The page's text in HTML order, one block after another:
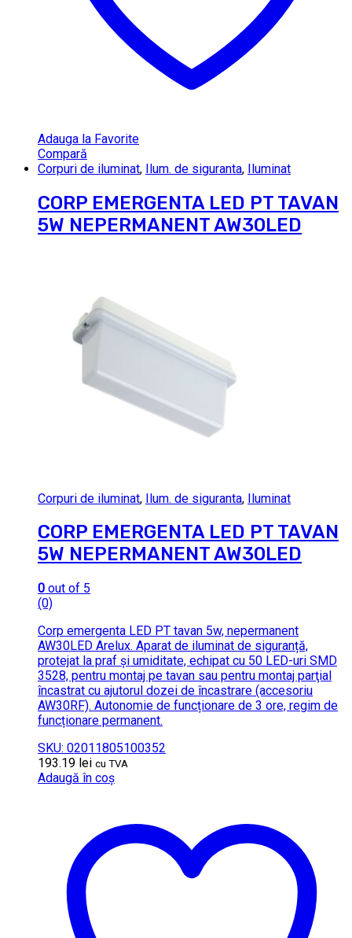
Adauga la Favorite
Compară
Corpuri de iluminat, Ilum. de siguranta, Iluminat
CORP EMERGENTA LED PT TAVAN
5W NEPERMANENT AW30LED
Corpuri de iluminat, Ilum. de siguranta, Iluminat
CORP EMERGENTA LED PT TAVAN
5W NEPERMANENT AW30LED
0 out of 5
(0)
Corp emergenta LED PT tavan 5w, nepermanent
AW30LED Arelux. Aparat de iluminat de siguranță,
protejat la praf şi umiditate, echipat cu 50 LED-uri SMD
3528, pentru montaj pe tavan sau pentru montaj parţial
încastrat cu ajutorul dozei de încastrare (accesoriu
AW30RF). Autonomie de funcționare de 3 ore, regim de
funcționare permanent.
SKU: 02011805100352
193.19 lei cu TVA
Adaugă în coș